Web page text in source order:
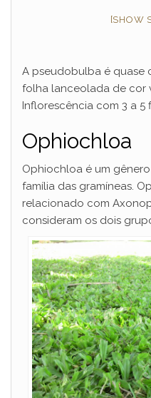
[SHOW
A pseudobulba é quase
folha lanceolada de cor
Inflorescência com 3 a
Ophiochloa
Ophiochloa é um
família das gramíneas.
relacionado com
consideram os dois